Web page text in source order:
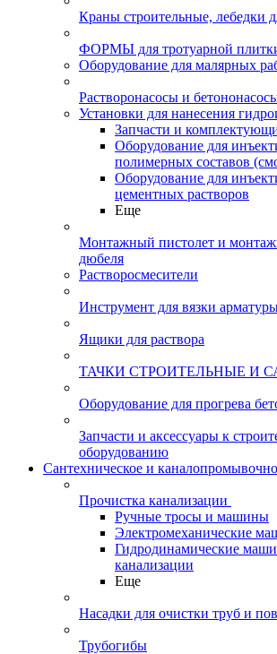
Краны строительные, лебедки
ФОРМЫ для тротуарной
Оборудование для малярных
Растворонасосы и
Установки для нанесения
Запчасти и
Оборудование для
полимерных составов
Оборудование для
цементных растворов
Еще
Монтажный пистолет и
дюбеля
Растворосмесители
Инструмент для вязки
Ящики для раствора
ТАЧКИ СТРОИТЕЛЬНЫЕ И
Оборудование для прогрева
Запчасти и аксессуары к
оборудованию
Сантехническое и
Прочистка канализации
Ручные тросы и машины
Электромеханические
Гидродинамические
канализации
Еще
Насадки для очистки труб и
Трубогибы